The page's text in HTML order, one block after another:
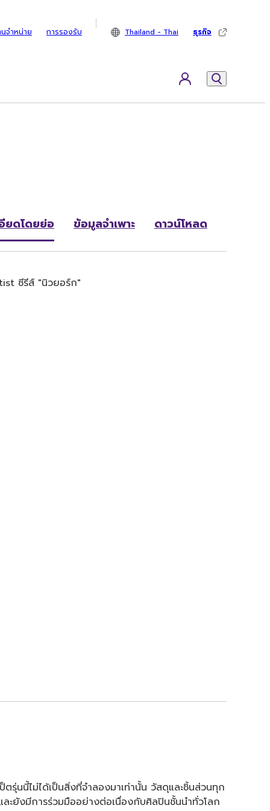
จำหน่าย การรองรับ Thailand - Thai ธุรกิจ
ยดโดยย่อ ข้อมูลจำเพาะ ดาวน์โหลด
ซีรีส์ "นิวยอร์ก"
รุ่นนี้ไม่ได้เป็นสิ่งที่จำลองมาเท่านั้น วัสดุและชิ้นส่วนทุก
ละยังมีการร่วมมืออย่างต่อเนื่องกับศิลปินชั้นนำทั่วโลก